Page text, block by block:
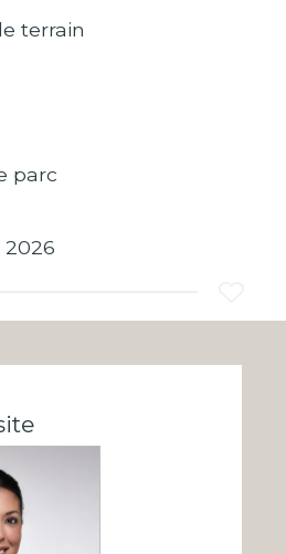
terrain
parc
2026